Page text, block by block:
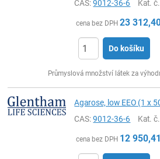
CAS:9012-36-6 Kat. č.
cena bez DPH 23
Do košíku
Průmyslová množství látek za
Agarose, low EEO (1 x
CAS:9012-36-6 Kat. č.
cena bez DPH 12 950,41